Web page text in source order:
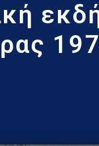
Υπουργείο Μεταφορών,
Νέα